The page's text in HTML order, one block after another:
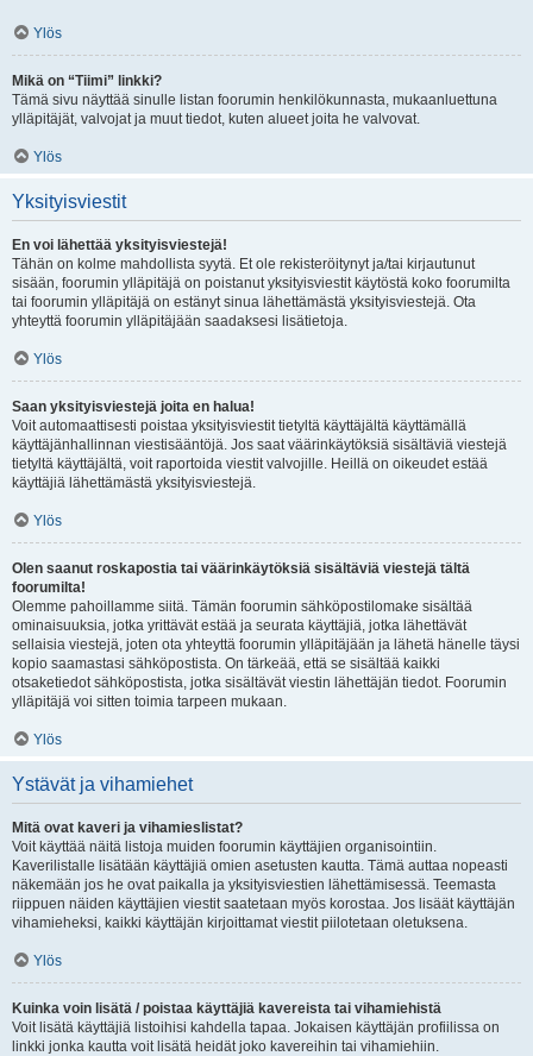
Ylös
Mikä on “Tiimi” linkki?
Tämä sivu näyttää sinulle listan foorumin henkilökunnasta, mukaanluettuna
ylläpitäjät, valvojat ja muut tiedot, kuten alueet joita he valvovat.
Ylös
Yksityisviestit
En voi lähettää yksityisviestejä!
Tähän on kolme mahdollista syytä. Et ole rekisteröitynyt ja/tai kirjautunut
sisään, foorumin ylläpitäjä on poistanut yksityisviestit käytöstä koko foorumilta
tai foorumin ylläpitäjä on estänyt sinua lähettämästä yksityisviestejä. Ota
yhteyttä foorumin ylläpitäjään saadaksesi lisätietoja.
Ylös
Saan yksityisviestejä joita en halua!
Voit automaattisesti poistaa yksityisviestit tietyltä käyttäjältä käyttämällä
käyttäjänhallinnan viestisääntöjä. Jos saat väärinkäytöksiä sisältäviä viestejä
tietyltä käyttäjältä, voit raportoida viestit valvojille. Heillä on oikeudet estää
käyttäjiä lähettämästä yksityisviestejä.
Ylös
Olen saanut roskapostia tai väärinkäytöksiä sisältäviä viestejä tältä
foorumilta!
Olemme pahoillamme siitä. Tämän foorumin sähköpostilomake sisältää
ominaisuuksia, jotka yrittävät estää ja seurata käyttäjiä, jotka lähettävät
sellaisia viestejä, joten ota yhteyttä foorumin ylläpitäjään ja lähetä hänelle täysi
kopio saamastasi sähköpostista. On tärkeää, että se sisältää kaikki
otsaketiedot sähköpostista, jotka sisältävät viestin lähettäjän tiedot. Foorumin
ylläpitäjä voi sitten toimia tarpeen mukaan.
Ylös
Ystävät ja vihamiehet
Mitä ovat kaveri ja vihamieslistat?
Voit käyttää näitä listoja muiden foorumin käyttäjien organisointiin.
Kaverilistalle lisätään käyttäjiä omien asetusten kautta. Tämä auttaa nopeasti
näkemään jos he ovat paikalla ja yksityisviestien lähettämisessä. Teemasta
riippuen näiden käyttäjien viestit saatetaan myös korostaa. Jos lisäät käyttäjän
vihamieheksi, kaikki käyttäjän kirjoittamat viestit piilotetaan oletuksena.
Ylös
Kuinka voin lisätä / poistaa käyttäjiä kavereista tai vihamiehistä
Voit lisätä käyttäjiä listoihisi kahdella tapaa. Jokaisen käyttäjän profiilissa on
linkki jonka kautta voit lisätä heidät joko kavereihin tai vihamiehiin.